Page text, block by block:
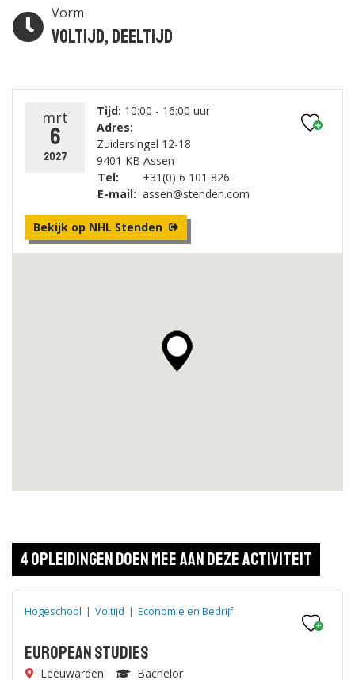
Vorm
Voltijd, Deeltijd
mrt
6
2027
Tijd: 10:00 - 16:00 uur
Adres:
Zuidersingel 12-18
9401 KB Assen
Tel:
E-mail:
+31(0) 6 101 826
assen@stenden.com
Bekijk op NHL Stenden
4 opleidingen doen mee aan deze activiteit
Hogeschool | Voltijd | Economie en Bedrijf
European Studies
Leeuwarden Bachelor